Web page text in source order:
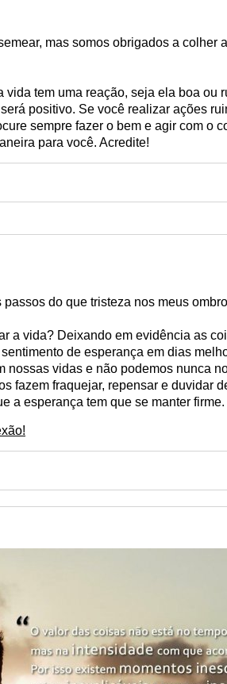
mas somos obrigados a colher
vida tem uma reação, seja ela boa ou
positivo. Se você realizar ações
sempre fazer o bem e agir com o
para você. Acredite!
do que tristeza nos meus
a vida? Deixando em evidência as
de esperança em dias
nossas vidas e não podemos nunca
fazem fraquejar, repensar e duvidar
a esperança tem que se manter